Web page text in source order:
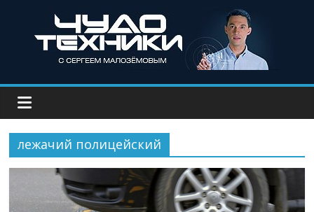
лежачий полицейский